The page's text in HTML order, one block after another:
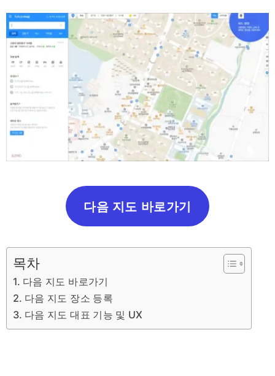
다음 지도 바로가기
목차
다음 지도 바로가기
다음 지도 장소 등록
다음 지도 대표 기능 및 UX